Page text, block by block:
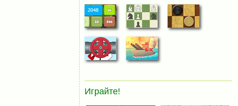
Играйте!